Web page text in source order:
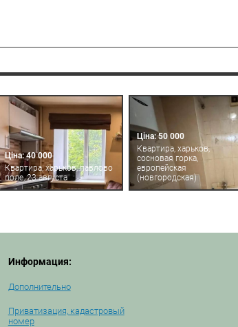
Ціна: 40 000
Квартира, харьков, павлово
поле, 23 августа
Ціна: 50 000
Квартира, харьков,
сосновая горка,
европейская
(новгородская)
Информация:
Дополнительно
Приватизация, кадастровый
номер